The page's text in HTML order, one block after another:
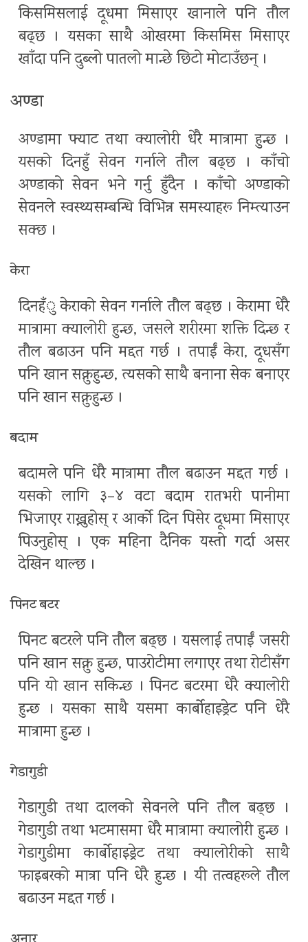
किसमिसलाई दूधमा मिसाएर खानाले पनि तौल
बढ्छ । यसका साथै ओखरमा किसमिस मिसाएर
खाँदा पनि दुब्लो पातलो मान्छे छिटो मोटाउँछन् ।
अण्डा
अण्डामा फ्याट तथा क्यालोरी धेरै मात्रामा हुन्छ ।
यसको दिनहुँ सेवन गर्नाले तौल बढ्छ । काँचो
अण्डाको सेवन भने गर्नु हुँदैन । काँचो अण्डाको
सेवनले स्वस्थ्यसम्बन्धि विभिन्न समस्याहरू निम्त्याउन
सक्छ ।
केरा
दिनहँु केराको सेवन गर्नाले तौल बढ्छ । केरामा धेरै
मात्रामा क्यालोरी हुन्छ, जसले शरीरमा शक्ति दिन्छ र
तौल बढाउन पनि मद्दत गर्छ । तपाईं केरा, दूधसँग
पनि खान सक्नुहुन्छ, त्यसको साथै बनाना सेक बनाएर
पनि खान सक्नुहुन्छ ।
बदाम
बदामले पनि धेरै मात्रामा तौल बढाउन मद्दत गर्छ ।
यसको लागि ३–४ वटा बदाम रातभरी पानीमा
भिजाएर राख्नुहोस् र आर्को दिन पिसेर दूधमा मिसाएर
पिउनुहोस् । एक महिना दैनिक यस्तो गर्दा असर
देखिन थाल्छ ।
पिनट बटर
पिनट बटरले पनि तौल बढ्छ । यसलाई तपाईं जसरी
पनि खान सक्नु हुन्छ, पाउरोटीमा लगाएर तथा रोटीसँग
पनि यो खान सकिन्छ । पिनट बटरमा धेरै क्यालोरी
हुन्छ । यसका साथै यसमा कार्बोहाइड्रेट पनि धेरै
मात्रामा हुन्छ ।
गेडागुडी
गेडागुडी तथा दालको सेवनले पनि तौल बढ्छ ।
गेडागुडी तथा भटमासमा धेरै मात्रामा क्यालोरी हुन्छ ।
गेडागुडीमा कार्बोहाइड्रेट तथा क्यालोरीको साथै
फाइबरको मात्रा पनि धेरै हुन्छ । यी तत्वहरूले तौल
बढाउन मद्दत गर्छ ।